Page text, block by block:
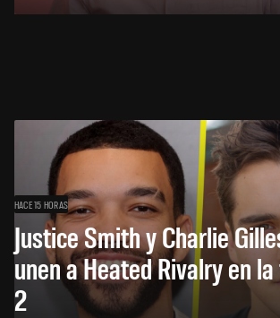
HACE 15 HORAS
Justice Smith y Charlie
unen a Heated Rivalry en
2